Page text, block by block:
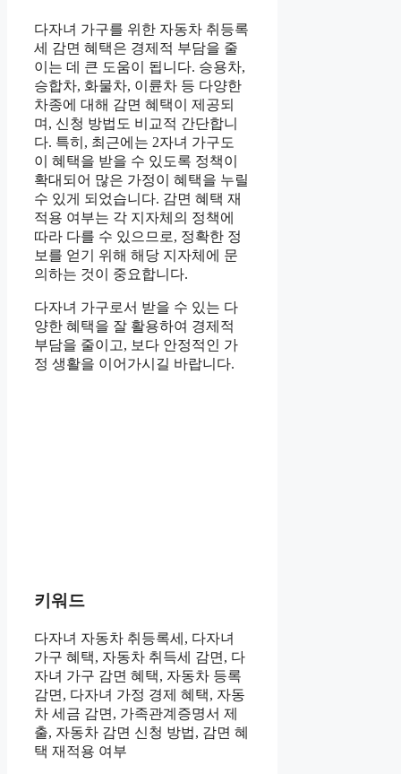
다자녀 가구를 위한 자동차 취등록
세 감면 혜택은 경제적 부담을 줄
이는 데 큰 도움이 됩니다. 승용차,
승합차, 화물차, 이륜차 등 다양한
차종에 대해 감면 혜택이 제공되
며, 신청 방법도 비교적 간단합니
다. 특히, 최근에는 2자녀 가구도
이 혜택을 받을 수 있도록 정책이
확대되어 많은 가정이 혜택을 누릴
수 있게 되었습니다. 감면 혜택 재
적용 여부는 각 지자체의 정책에
따라 다를 수 있으므로, 정확한 정
보를 얻기 위해 해당 지자체에 문
의하는 것이 중요합니다.
다자녀 가구로서 받을 수 있는 다
양한 혜택을 잘 활용하여 경제적
부담을 줄이고, 보다 안정적인 가
정 생활을 이어가시길 바랍니다.
키워드
다자녀 자동차 취등록세, 다자녀
가구 혜택, 자동차 취득세 감면, 다
자녀 가구 감면 혜택, 자동차 등록
감면, 다자녀 가정 경제 혜택, 자동
차 세금 감면, 가족관계증명서 제
출, 자동차 감면 신청 방법, 감면 혜
택 재적용 여부